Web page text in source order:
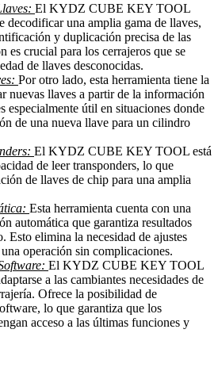
El KYDZ CUBE KEY TOOL
decodificar una amplia gama de llaves,
y duplicación precisa de las
es crucial para los cerrajeros que se
de llaves desconocidas.
Por otro lado, esta herramienta tiene la
nuevas llaves a partir de la información
especialmente útil en situaciones donde
de una nueva llave para un cilindro
El KYDZ CUBE KEY TOOL está
de leer transponders, lo que
de llaves de chip para una amplia
Esta herramienta cuenta con una
automática que garantiza resultados
Esto elimina la necesidad de ajustes
operación sin complicaciones.
El KYDZ CUBE KEY TOOL
a las cambiantes necesidades de
Ofrece la posibilidad de
lo que garantiza que los
acceso a las últimas funciones y